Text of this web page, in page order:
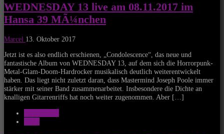
WEDNESDAY 13 live am 08.11.2017 im
Hansa 39 MÃ¼nchen
Marcel 13. Oktober 2017
Jetzt ist es also endlich erschienen, „Condolescence“, das neue und
fantastische Album von WEDNESDAY 13, auf dem sich die Horrorpunk-
Metal-Glam-Doom-Hardrocker musikalisch deutlich weiterentwickelt
haben. Das liegt nicht zuletzt daran, dass Mastermind Joseph Poole immer
stärker mit seiner Band zusammenarbeitet. Insbesondere die Dichte an
knalligen Gitarrenriffs hat noch weiter zugenommen. Aber […]